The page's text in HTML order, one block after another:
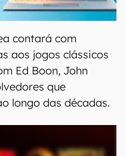
contará com
aos jogos clássicos
Ed Boon, John
que
longo das décadas.